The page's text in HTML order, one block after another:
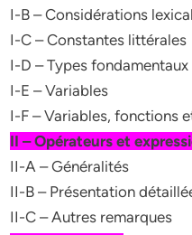
I-B – Considérations
I-C – Constantes littérales
I-D – Types fondamentaux
I-E – Variables
I-F – Variables, fonctions
II – Opérateurs et
II-A – Généralités
II-B – Présentation
II-C – Autres remarques